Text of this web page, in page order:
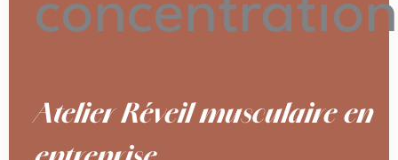
Atelier Réveil musculaire en